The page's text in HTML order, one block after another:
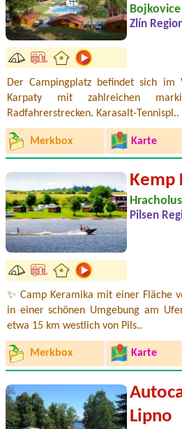
Bojkovice
Zlín
Der Campingplatz befindet sich im
Karpaty mit zahlreichen
Radfahrerstrecken. Karasalt-Tennispl..
Merkbox Karte
Kemp
Pilsen
✨ Camp Keramika mit einer Fläche
in einer schönen Umgebung am
etwa 15 km westlich von Pils..
Merkbox Karte
Lipno